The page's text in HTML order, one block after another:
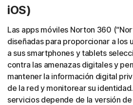
iOS)
Las apps móviles Norton 360
diseñadas para proporcionar a los
a sus smartphones y tablets
contra las amenazas digitales y
mantener la información digital
de la red y monitorear su
servicios depende de la versión